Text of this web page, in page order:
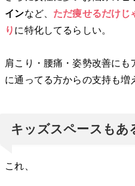
インなど、 ただ痩せるだけじ
り に特化してるらしい。
肩こり・腰痛・姿勢改善に
に通ってる方からの支持も増
キッズスペースもあ
これ、